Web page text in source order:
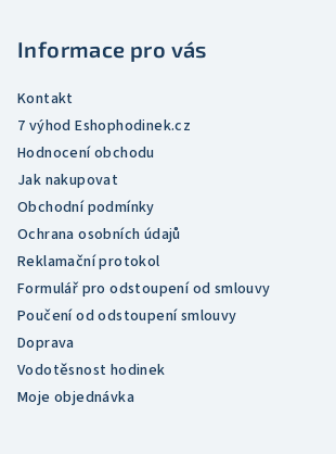
Informace pro vás
Kontakt
7 výhod Eshophodinek.cz
Hodnocení obchodu
Jak nakupovat
Obchodní podmínky
Ochrana osobních údajů
Reklamační protokol
Formulář pro odstoupení od smlouvy
Poučení od odstoupení smlouvy
Doprava
Vodotěsnost hodinek
Moje objednávka